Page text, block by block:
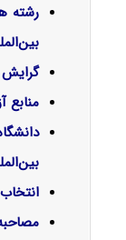
رشته
منابع